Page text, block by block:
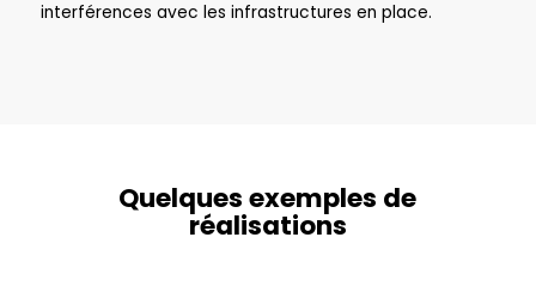
interférences avec les infrastructures en place.
Quelques exemples de
réalisations